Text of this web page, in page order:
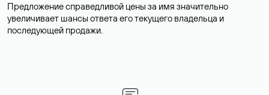
Предложение справедливой цены за имя значительно
увеличивает шансы ответа его текущего владельца и
последующей продажи.